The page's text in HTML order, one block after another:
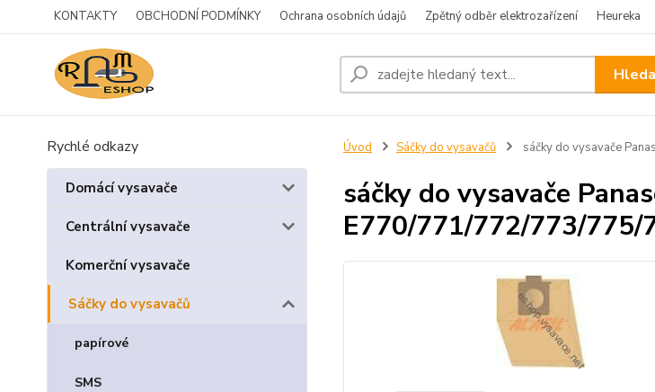
KONTAKTY OBCHODNÍ PODMÍNKY Ochrana osobních údajů Zpětný odběr elektrozařízení Heureka
Rychlé odkazy
Domácí vysavače
Centrální vysavače
Komerční vysavače
Sáčky do vysavačů
papírové
SMS
Úvod Sáčky do vysavačů sáčky do vysavače
sáčky do vysavače
E770/771/772/773/775/